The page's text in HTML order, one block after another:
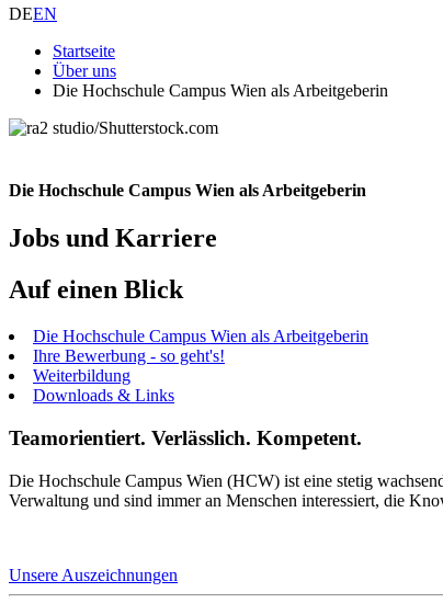
DEEN
Startseite
Über uns
Die Hochschule Campus Wien als Arbeitgeberin
Die Hochschule Campus Wien als Arbeitgeberin
Jobs und Karriere
Auf einen Blick
Die Hochschule Campus Wien als Arbeitgeberin
Ihre Bewerbung - so geht's!
Weiterbildung
Downloads & Links
Teamorientiert. Verlässlich. Kompetent.
Die Hochschule Campus Wien (HCW) ist eine stetig
Verwaltung und sind immer an Menschen interessiert, die
Unsere Auszeichnungen